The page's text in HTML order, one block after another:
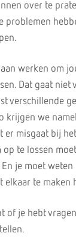
over te
problemen
werken om
Dat gaat niet
verschillende
krijgen we
er misgaat bij
te lossen
je moet weten
elkaar te maken
of je hebt